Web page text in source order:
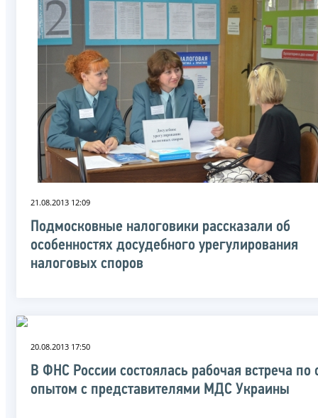
21.08.2013 12:09
Подмосковные налоговики рассказали об
особенностях досудебного урегулирования
налоговых споров
20.08.2013 17:50
В ФНС России состоялась рабочая встреча по
опытом с представителями МДС Украины